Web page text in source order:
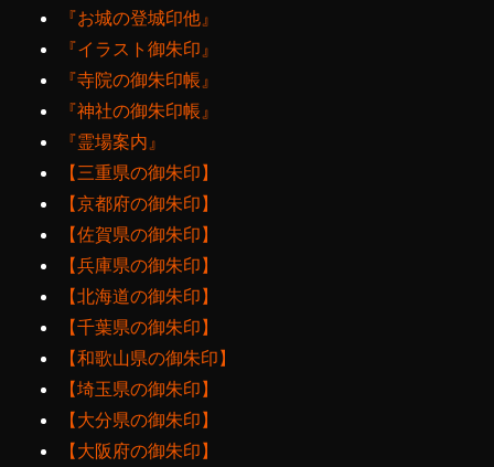
『お城の登城印他』
『イラスト御朱印』
『寺院の御朱印帳』
『神社の御朱印帳』
『霊場案内』
【三重県の御朱印】
【京都府の御朱印】
【佐賀県の御朱印】
【兵庫県の御朱印】
【北海道の御朱印】
【千葉県の御朱印】
【和歌山県の御朱印】
【埼玉県の御朱印】
【大分県の御朱印】
【大阪府の御朱印】